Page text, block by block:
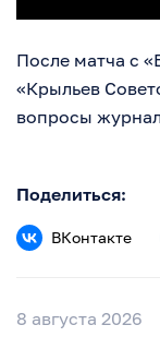
После матча с
«Крыльев
вопросы
Поделиться:
ВКонтакте
8 августа 2026